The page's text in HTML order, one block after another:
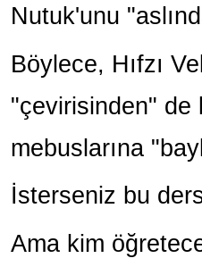
Nutuk'unu
Böylece, Hıfzı
"çevirisinden" de
mebuslarına
İsterseniz bu
Ama kim